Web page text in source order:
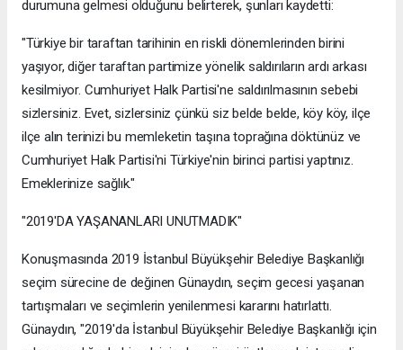
durumuna gelmesi olduğunu belirterek, şunları kaydetti:
"Türkiye bir taraftan tarihinin en riskli dönemlerinden birini
yaşıyor, diğer taraftan partimize yönelik saldırıların ardı arkası
kesilmiyor. Cumhuriyet Halk Partisi'ne saldırılmasının sebebi
sizlersiniz. Evet, sizlersiniz çünkü siz belde belde, köy köy, ilçe
ilçe alın terinizi bu memleketin taşına toprağına döktünüz ve
Cumhuriyet Halk Partisi'ni Türkiye'nin birinci partisi yaptınız.
Emeklerinize sağlık."
"2019'DA YAŞANANLARI UNUTMADIK"
Konuşmasında 2019 İstanbul Büyükşehir Belediye Başkanlığı
seçim sürecine de değinen Günaydın, seçim gecesi yaşanan
tartışmaları ve seçimlerin yenilenmesi kararını hatırlattı.
Günaydın, "2019'da İstanbul Büyükşehir Belediye Başkanlığı için